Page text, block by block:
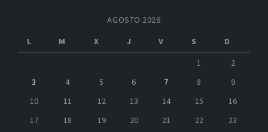
AGOSTO 2026
L
M X J V S
D
1
2
3
4 5 6 7 8
9
10
11 12 13 14 15
16
17
18 19 20 21 22
23